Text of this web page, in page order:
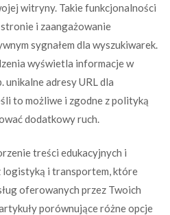
witryny. Takie funkcjonalności
i zaangażowanie
sygnałem dla wyszukiwarek.
wyświetla informacje w
unikalne adresy URL dla
to możliwe i zgodne z polityką
dodatkowy ruch.
treści edukacyjnych i
logistyką i transportem, które
oferowanych przez Twoich
porównujące różne opcje